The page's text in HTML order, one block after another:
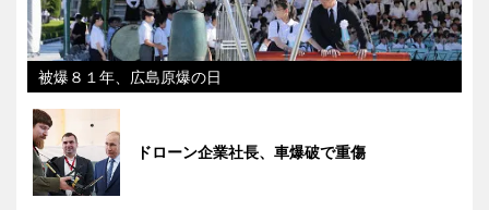
被爆８１年、広島原爆の日
ドローン企業社長、車爆破で重傷